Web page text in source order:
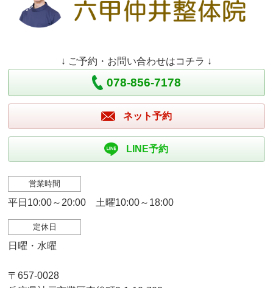
↓ ご予約・お問い合わせはコチラ ↓
078-856-7178
ネット予約
LINE予約
営業時間
平日10:00～20:00 土曜10:00～18:00
定休日
日曜・水曜
〒657-0028